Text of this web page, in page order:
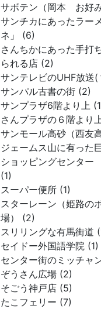
サボテン（岡本 お好
サンチカにあったラー
ネ」 (6)
さんちかにあった手打
られる店 (2)
サンテレビのUHF放送(
サンパル古書の街 (2)
サンプラザ6階より上
さんプラザの６階より
サンモール高砂（西友
ジェームス山に有った
ショッピングセンター
(1)
スーパー便所 (1)
スターレーン（姫路の
場） (2)
スリリングな有馬街道
セイドー外国語学院 (1)
センター街のミッチャ
ぞうさん広場 (2)
そごう神戸店 (5)
たこフェリー (7)